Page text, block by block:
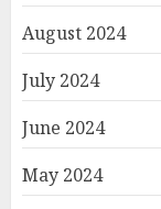
August 2024
July 2024
June 2024
May 2024